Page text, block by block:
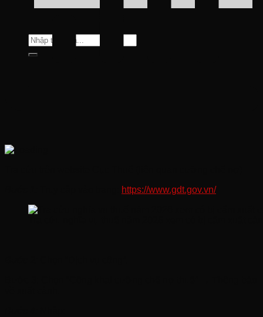
Tìm
kiếm:
https://www.gdt.gov.vn/